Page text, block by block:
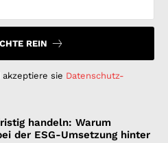
REIN
sie Datenschutz-
handeln: Warum
der ESG-Umsetzung hinter